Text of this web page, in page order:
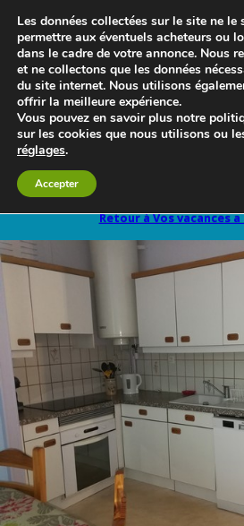
Retour à Vos vacances
Les données collectées sur le site ne
permettre aux éventuels acheteurs ou
dans le cadre de votre annonce. Nous
et ne collectons que les données
du site internet. Nous utilisons
offrir la meilleure expérience.
Vous pouvez en savoir plus notre
sur les cookies que nous utilisons ou
réglages.
Accepter